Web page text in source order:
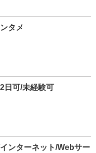
タメ
日可/未経験可
ンターネット/Webサー